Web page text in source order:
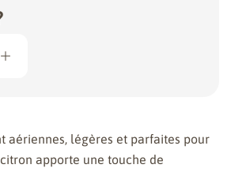
aériennes, légères et parfaites pour
apporte une touche de